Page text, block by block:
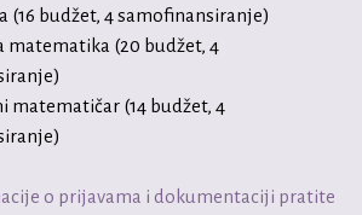
(16 budžet, 4 samofinansiranje)
matematika (20 budžet, 4
matematičar (14 budžet, 4
o prijavama i dokumentaciji pratite